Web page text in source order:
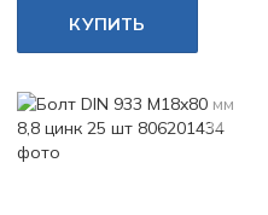
КУПИТЬ